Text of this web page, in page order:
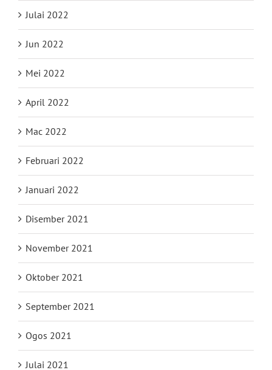
Julai 2022
Jun 2022
Mei 2022
April 2022
Mac 2022
Februari 2022
Januari 2022
Disember 2021
November 2021
Oktober 2021
September 2021
Ogos 2021
Julai 2021